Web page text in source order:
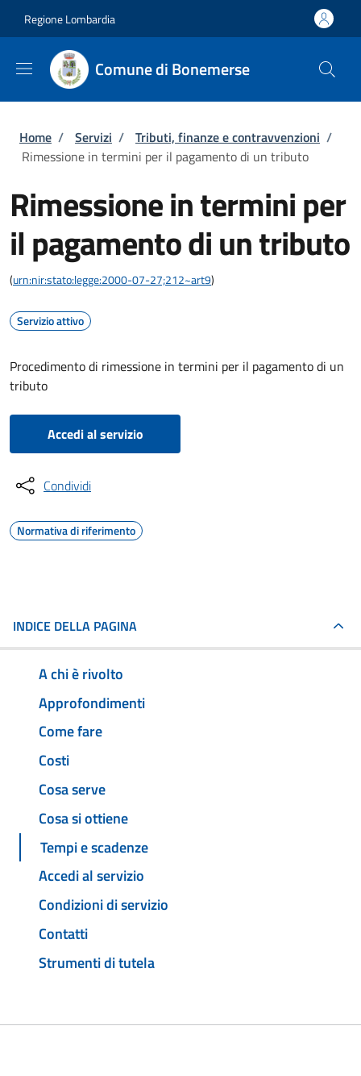
Regione Lombardia
Comune di Bonemerse
Briciole di pane
Home / Servizi / Tributi, finanze e contravvenzioni /
Rimessione in termini per il pagamento di un tributo
Rimessione in termini per
il pagamento di un tributo
(urn:nir:stato:legge:2000-07-27;212~art9)
Servizio attivo
Procedimento di rimessione in termini per il pagamento di un
tributo
Accedi al servizio
Condividi
Normativa di riferimento
INDICE DELLA PAGINA
A chi è rivolto
Approfondimenti
Come fare
Costi
Cosa serve
Cosa si ottiene
Tempi e scadenze
Accedi al servizio
Condizioni di servizio
Contatti
Strumenti di tutela